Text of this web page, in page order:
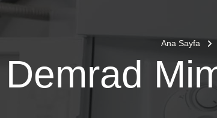
Ana Sayfa
Demrad